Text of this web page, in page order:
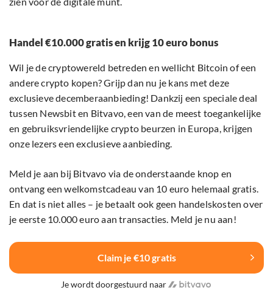
Handel €10.000 gratis en krijg 10 euro bonus
Wil je de cryptowereld betreden en wellicht Bitcoin of een
andere crypto kopen? Grijp dan nu je kans met deze
exclusieve decemberaanbieding! Dankzij een speciale deal
tussen Newsbit en Bitvavo, een van de meest toegankelijke
en gebruiksvriendelijke crypto beurzen in Europa, krijgen
onze lezers een exclusieve aanbieding.
Meld je aan bij Bitvavo via de onderstaande knop en
ontvang een welkomstcadeau van 10 euro helemaal gratis.
En dat is niet alles – je betaalt ook geen handelskosten over
je eerste 10.000 euro aan transacties. Meld je nu aan!
Claim je €10 gratis
Je wordt doorgestuurd naar